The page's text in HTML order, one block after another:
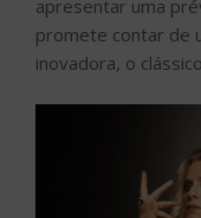
apresentar uma
promete contar de
inovadora, o